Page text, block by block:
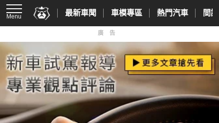
Menu 最新車聞 車模專區 熱門汽車 間
廣告